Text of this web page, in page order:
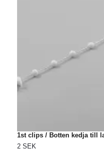
1st clips / Botten kedja till
2 SEK